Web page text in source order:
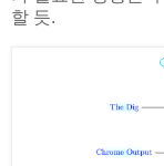
할 듯.